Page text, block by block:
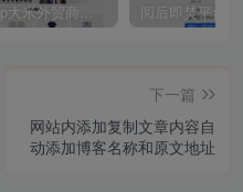
下一篇
网站内添加复制文章内容自
动添加博客名称和原文地址